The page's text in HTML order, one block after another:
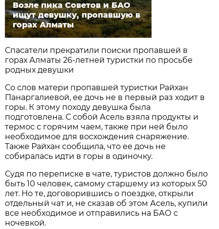
Возле пика Советов и БАО
ищут девушку, пропавшую в
горах Алматы
Спасатели прекратили поиски пропавшей в
горах Алматы 26-летней туристки по просьбе
родных девушки
Со слов матери пропавшей туристки Райхан
Панаргалиевой, ее дочь не в первый раз ходит в
горы. К этому походу девушка была
подготовлена. С собой Асель взяла продукты и
термос с горячим чаем, также при ней было
необходимое для восхождения снаряжение.
Также Райхан сообщила, что ее дочь не
собиралась идти в горы в одиночку.
Судя по переписке в чате, туристов должно было
быть 10 человек, самому старшему из которых 50
лет. Но те, договорившись о поездке, открыли
отдельный чат и, не сказав об этом Асель, купили
все необходимое и отправились на БАО с
ночевкой.